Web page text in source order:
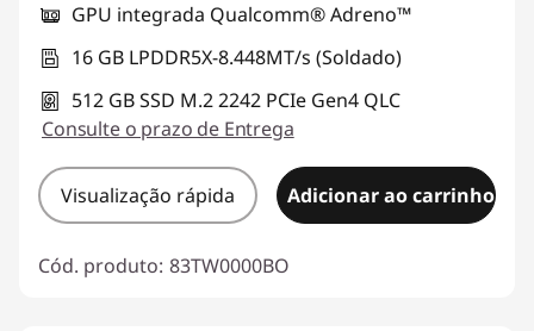
GPU integrada Qualcomm® Adreno™
16 GB LPDDR5X-8.448MT/s (Soldado)
512 GB SSD M.2 2242 PCIe Gen4 QLC
Consulte o prazo de Entrega
Visualização rápida Adicionar ao carrinho
Cód. produto: 83TW0000BO